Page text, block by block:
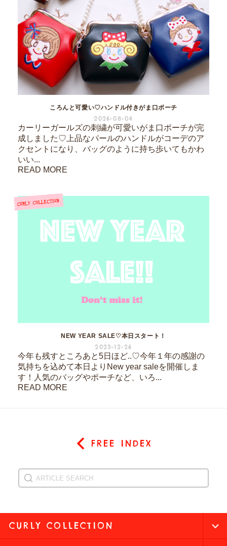
ころんと可愛い♡ハンドル付きがま口ポーチ
2026-08-04
カーリーガールズの刺繍が可愛いがま口ポーチが完
成しました♡上品なパールのハンドルがコーデのア
クセントになり、バッグのように持ち歩いてもかわ
いい...
READ MORE
NEW YEAR SALE♡本日スタート！
2023-12-26
今年も残すところあと5日ほど..♡今年１年の感謝の
気持ちを込めて本日よりNew year saleを開催しま
す！人気のバッグやポーチなど、いろ...
READ MORE
FREE INDEX
CURLY COLLECTION